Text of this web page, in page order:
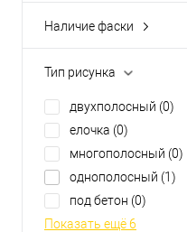
Наличие фаски
с 4-х сторон
Тип рисунка
двухполосный (0)
елочка (0)
многополосный (0)
однополосный (1)
под бетон (0)
Показать ещё 6